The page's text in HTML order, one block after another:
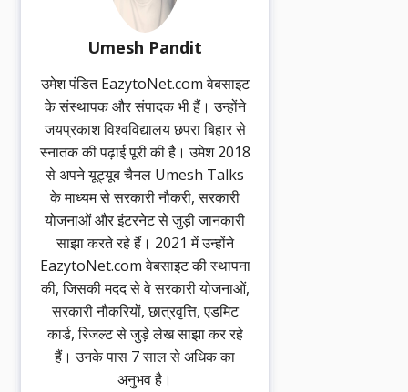
Umesh Pandit
उमेश पंडित EazytoNet.com वेबसाइट
के संस्थापक और संपादक भी हैं। उन्होंने
जयप्रकाश विश्वविद्यालय छपरा बिहार से
स्नातक की पढ़ाई पूरी की है। उमेश 2018
से अपने यूट्यूब चैनल Umesh Talks
के माध्यम से सरकारी नौकरी, सरकारी
योजनाओं और इंटरनेट से जुड़ी जानकारी
साझा करते रहे हैं। 2021 में उन्होंने
EazytoNet.com वेबसाइट की स्थापना
की, जिसकी मदद से वे सरकारी योजनाओं,
सरकारी नौकरियों, छात्रवृत्ति, एडमिट
कार्ड, रिजल्ट से जुड़े लेख साझा कर रहे
हैं। उनके पास 7 साल से अधिक का
अनुभव है।